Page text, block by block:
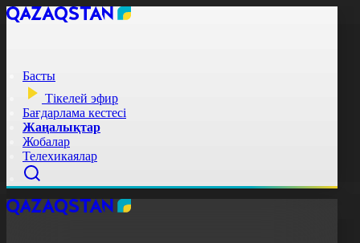
Басты
Тікелей эфир
Бағдарлама кестесі
Жаңалықтар
Жобалар
Телехикаялар